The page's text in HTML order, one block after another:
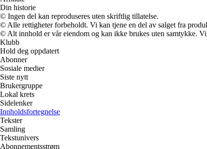
Din historie
© Ingen del kan reproduseres uten skriftlig tillatelse.
© Alle rettigheter forbeholdt. Vi kan tjene en del av salget fra
© Alt innhold er vår eiendom og kan ikke brukes uten samtykke.
Klubb
Hold deg oppdatert
Abonner
Sosiale medier
Siste nytt
Brukergruppe
Lokal krets
Sidelenker
Innholdsfortegnelse
Tekster
Samling
Tekstunivers
Abonnementsstrøm